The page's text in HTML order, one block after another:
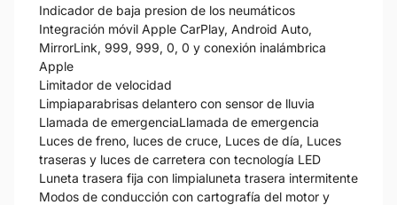
Indicador de baja presion de los neumáticos
Integración móvil Apple CarPlay, Android Auto,
MirrorLink, 999, 999, 0, 0 y conexión inalámbrica
Apple
Limitador de velocidad
Limpiaparabrisas delantero con sensor de lluvia
Llamada de emergenciaLlamada de emergencia
Luces de freno, luces de cruce, Luces de día, Luces
traseras y luces de carretera con tecnología LED
Luneta trasera fija con limpialuneta trasera intermitente
Modos de conducción con cartografía del motor y